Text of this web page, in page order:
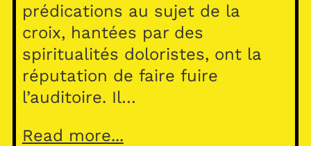
prédications au sujet de la
croix, hantées par des
spiritualités doloristes, ont la
réputation de faire fuire
l’auditoire. Il…
Read more...